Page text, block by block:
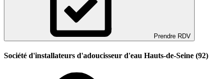
Prendre RDV
Société d'installateurs d'adoucisseur d'eau Hauts-de-Seine (92)